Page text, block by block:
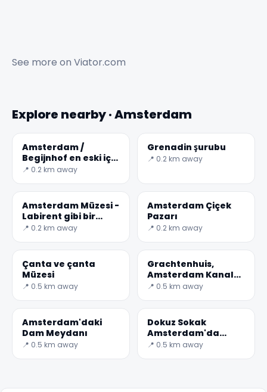
See more on Viator.com
Explore nearby · Amsterdam
Amsterdam /
Begijnhof en eski iç
mahkemelerden
📍 0.2 km away
Grenadin şurubu
📍 0.2 km away
Amsterdam Müzesi -
Labirent gibi bir
binada yer alıyor
📍 0.2 km away
Amsterdam Çiçek
Pazarı
📍 0.2 km away
Çanta ve çanta
Müzesi
📍 0.5 km away
Grachtenhuis,
Amsterdam Kanal
Müzesi
📍 0.5 km away
Amsterdam'daki
Dam Meydanı
📍 0.5 km away
Dokuz Sokak
Amsterdam'da
alışveriş kum
📍 0.5 km away